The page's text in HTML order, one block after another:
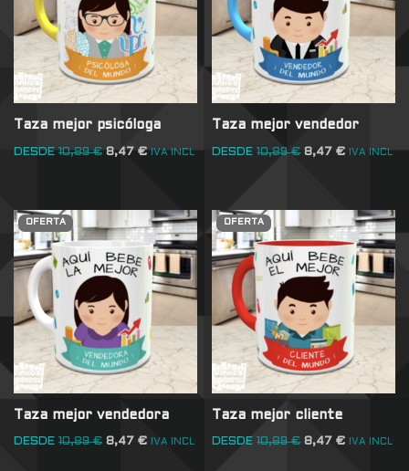
Taza mejor psicóloga
DESDE 10,89€ 8,47€ IVA INCL
Taza mejor vendedor
DESDE 10,89€ 8,47€ IVA INCL
OFERTA
Taza mejor vendedora
DESDE 10,89€ 8,47 € IVA INCL
OFERTA
Taza mejor cliente
DESDE 10,89€ 8,47€ IVA INCL